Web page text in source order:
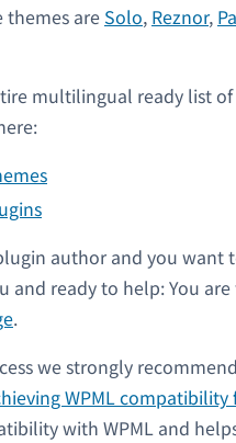
are Solo, Reznor,
multilingual ready list
author and you
and ready to help: You
.
we strongly
WPML
with WPML and